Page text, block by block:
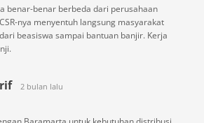
benar-benar berbeda dari perusahaan
nya menyentuh langsung masyarakat
beasiswa sampai bantuan banjir. Kerja
2 bulan lalu